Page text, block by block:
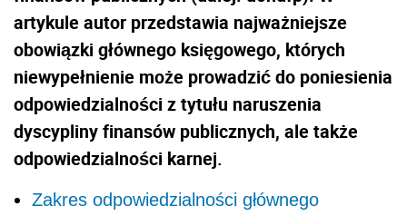
artykule autor przedstawia najważniejsze
obowiązki głównego księgowego, których
niewypełnienie może prowadzić do poniesienia
odpowiedzialności z tytułu naruszenia
dyscypliny finansów publicznych, ale także
odpowiedzialności karnej.
Zakres odpowiedzialności głównego